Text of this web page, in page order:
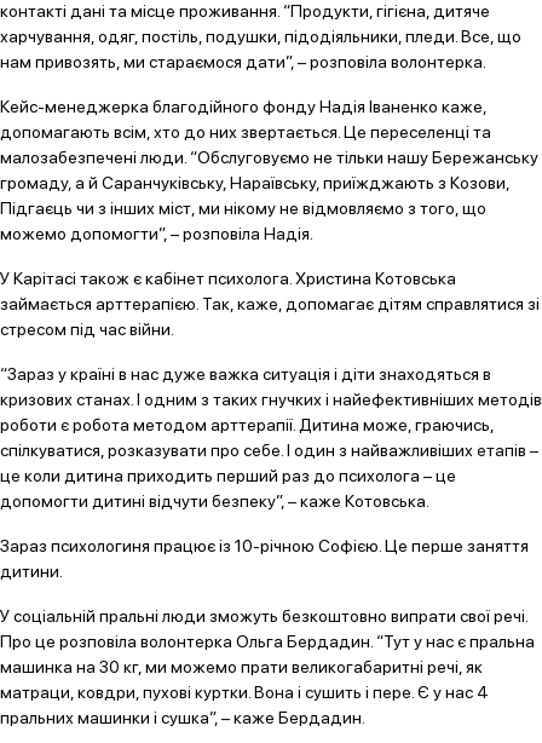
контакті дані та місце проживання. “Продукти, гігієна, дитяче
харчування, одяг, постіль, подушки, підодіяльники, пледи. Все, що
нам привозять, ми стараємося дати”, – розповіла волонтерка.
Кейс-менеджерка благодійного фонду Надія Іваненко каже,
допомагають всім, хто до них звертається. Це переселенці та
малозабезпечені люди. “Обслуговуємо не тільки нашу Бережанську
громаду, а й Саранчуківську, Нараївську, приїжджають з Козови,
Підгаєць чи з інших міст, ми нікому не відмовляємо з того, що
можемо допомогти”, – розповіла Надія.
У Карітасі також є кабінет психолога. Христина Котовська
займається арттерапією. Так, каже, допомагає дітям справлятися зі
стресом під час війни.
“Зараз у країні в нас дуже важка ситуація і діти знаходяться в
кризових станах. І одним з таких гнучких і найефективніших методів
роботи є робота методом арттерапії. Дитина може, граючись,
спілкуватися, розказувати про себе. І один з найважливіших етапів –
це коли дитина приходить перший раз до психолога – це
допомогти дитині відчути безпеку”, – каже Котовська.
Зараз психологиня працює із 10-річною Софією. Це перше заняття
дитини.
У соціальній пральні люди зможуть безкоштовно випрати свої речі.
Про це розповіла волонтерка Ольга Бердадин. “Тут у нас є пральна
машинка на 30 кг, ми можемо прати великогабаритні речі, як
матраци, ковдри, пухові куртки. Вона і сушить і пере. Є у нас 4
пральних машинки і сушка”, – каже Бердадин.